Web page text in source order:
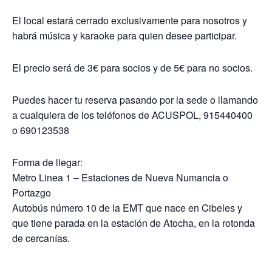
El local estará cerrado exclusivamente para nosotros y
habrá música y karaoke para quien desee participar.
El precio será de 3€ para socios y de 5€ para no socios.
Puedes hacer tu reserva pasando por la sede o llamando
a cualquiera de los teléfonos de ACUSPOL, 915440400
o 690123538
Forma de llegar:
Metro Linea 1 – Estaciones de Nueva Numancia o
Portazgo
Autobús número 10 de la EMT que nace en Cibeles y
que tiene parada en la estación de Atocha, en la rotonda
de cercanías.